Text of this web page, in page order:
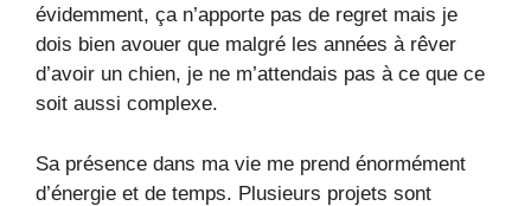
évidemment, ça n’apporte pas de regret mais je
dois bien avouer que malgré les années à rêver
d’avoir un chien, je ne m’attendais pas à ce que ce
soit aussi complexe.
Sa présence dans ma vie me prend énormément
d’énergie et de temps. Plusieurs projets sont